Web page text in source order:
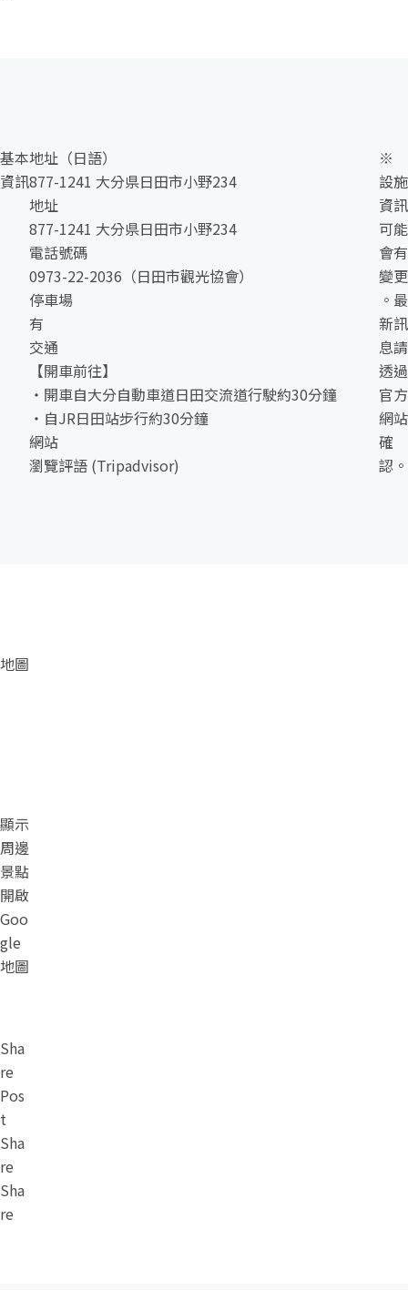
基本
資訊
地址（日語）
877-1241 大分県日田市小野234
地址
877-1241 大分県日田市小野234
電話號碼
0973-22-2036（日田市觀光協會）
停車場
有
交通
【開車前往】
・開車自大分自動車道日田交流道行駛約30分鐘
・自JR日田站步行約30分鐘
網站
瀏覽評語 (Tripadvisor)
※
設施
資訊
可能
會有
變更
。最
新訊
息請
透過
官方
網站
確
認。
地圖
顯示
周邊
景點
開啟
Goo
gle
地圖
Sha
re
Pos
t
Sha
re
Sha
re